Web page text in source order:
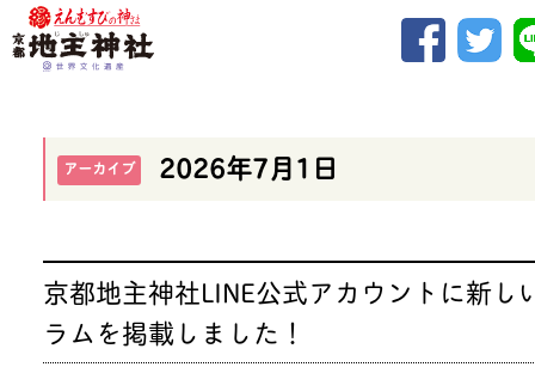
アーカイブ 2026年7月1日
京都地主神社LINE公式アカウントに新し
ラムを掲載しました！